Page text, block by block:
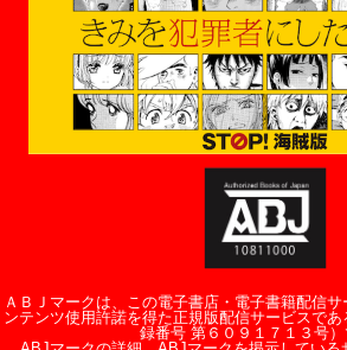
ＡＢＪマークは、この電子書店・電子書籍配信
ンテンツ使用許諾を得た正規版配信サービスで
録番号 第６０９１７１３号）